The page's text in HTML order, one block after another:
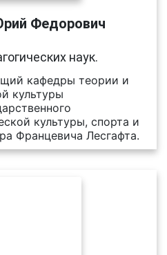
Федорович
наук.
кафедры теории и
культуры
культуры, спорта и
Францевича Лесгафта.